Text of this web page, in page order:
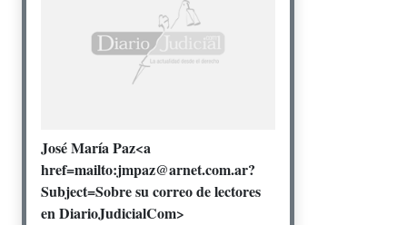
José María Paz<a
href=mailto:jmpaz@arnet.com.ar?
Subject=Sobre su correo de lectores
en DiarioJudicialCom>